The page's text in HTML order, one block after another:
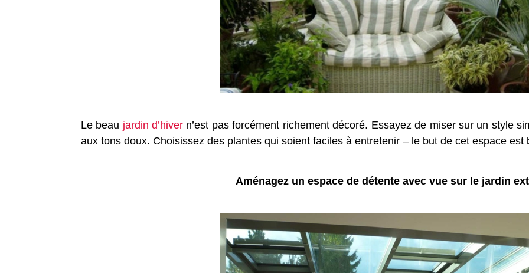
Le beau jardin d’hivern’est pas forcément richement décoré. Essayez de miser sur un style
aux tons doux. Choisissez des plantes qui soient faciles à entretenir – le but de cet espace est
Aménagez un espace de détente avec vue sur le jardin